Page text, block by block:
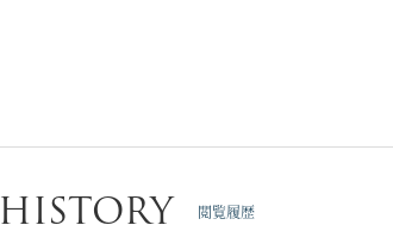
HISTORY 閲覧履歴